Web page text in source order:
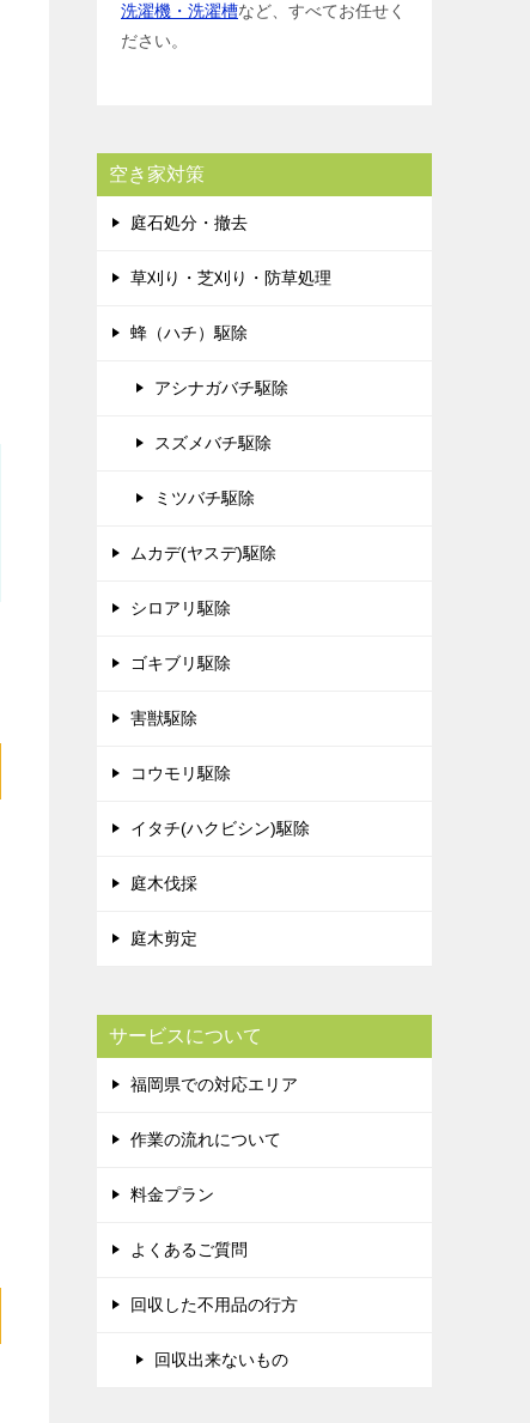
洗濯機・洗濯槽など、すべてお任せく
ださい。
空き家対策
庭石処分・撤去
草刈り・芝刈り・防草処理
蜂（ハチ）駆除
アシナガバチ駆除
スズメバチ駆除
ミツバチ駆除
ムカデ(ヤスデ)駆除
シロアリ駆除
ゴキブリ駆除
害獣駆除
コウモリ駆除
イタチ(ハクビシン)駆除
庭木伐採
庭木剪定
サービスについて
福岡県での対応エリア
作業の流れについて
料金プラン
よくあるご質問
回収した不用品の行方
回収出来ないもの